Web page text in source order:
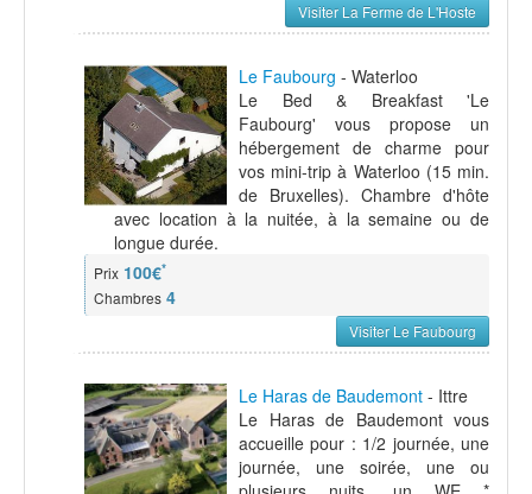
Visiter La Ferme de L'Hoste
Le Faubourg - Waterloo
Le Bed & Breakfast 'Le
Faubourg' vous propose un
hébergement de charme pour
vos mini-trip à Waterloo (15 min.
de Bruxelles). Chambre d'hôte
avec location à la nuitée, à la semaine ou de
longue durée.
Prix 100€*
Chambres 4
Visiter Le Faubourg
Le Haras de Baudemont - Ittre
Le Haras de Baudemont vous
accueille pour : 1/2 journée, une
journée, une soirée, une ou